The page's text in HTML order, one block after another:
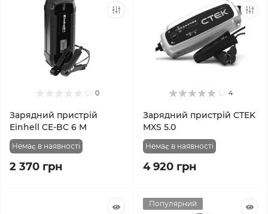
0
Зарядний пристрій
Einhell CE-BC 6 M
Немає в наявності
2 370 грн
4
Зарядний пристрій CTEK
MXS 5.0
Немає в наявності
4 920 грн
Популярний